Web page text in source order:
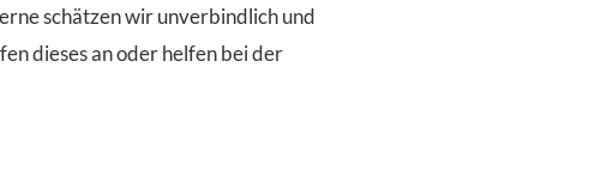
schätzen wir unverbindlich und
dieses an oder helfen bei der